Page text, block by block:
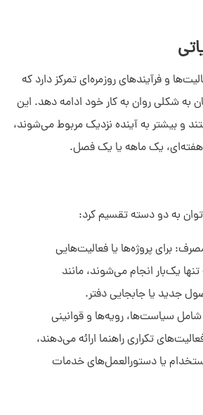
و فرآیندهای روزمره‌ای تمرکز دارد که
به شکلی روان به کار خود ادامه دهد. این
و بیشتر به آینده نزدیک مربوط می‌شوند،
هفته‌ای، یک ماهه یا یک فصل.
به دو دسته تقسیم کرد:
برای پروژه‌ها یا فعالیت‌هایی
یک‌بار انجام می‌شوند، مانند
جدید یا جابجایی دفتر.
شامل سیاست‌ها، رویه‌ها و قوانینی
تکراری راهنما ارائه می‌دهند،
یا دستورالعمل‌های خدمات